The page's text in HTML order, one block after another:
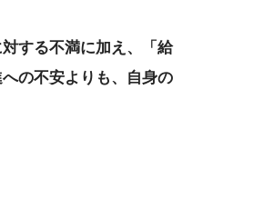
する不満に加え、「給
の不安よりも、自身の